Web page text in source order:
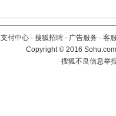
支付中心 - 搜狐招聘 - 广告服务 - 客
Copyright©2016
搜狐不良信息举